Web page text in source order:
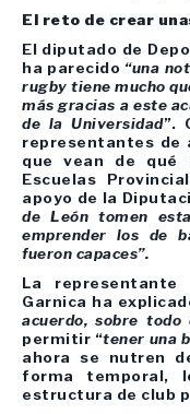
El reto de crear
El diputado de
ha parecido “una
rugby tiene mucho
más gracias a este
de la Universidad”.
representantes de
que vean de qué
Escuelas
apoyo de la
de León tomen
emprender los de
fueron capaces”.
La representante
Garnica ha
acuerdo, sobre
permitir “tener una
ahora se nutren
forma temporal,
estructura de club